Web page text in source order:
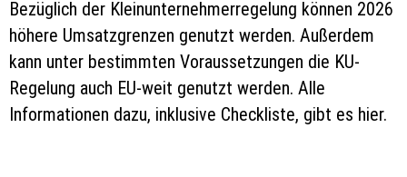
Bezüglich der Kleinunternehmerregelung können 2026
höhere Umsatzgrenzen genutzt werden. Außerdem
kann unter bestimmten Voraussetzungen die KU-
Regelung auch EU-weit genutzt werden. Alle
Informationen dazu, inklusive Checkliste, gibt es hier.